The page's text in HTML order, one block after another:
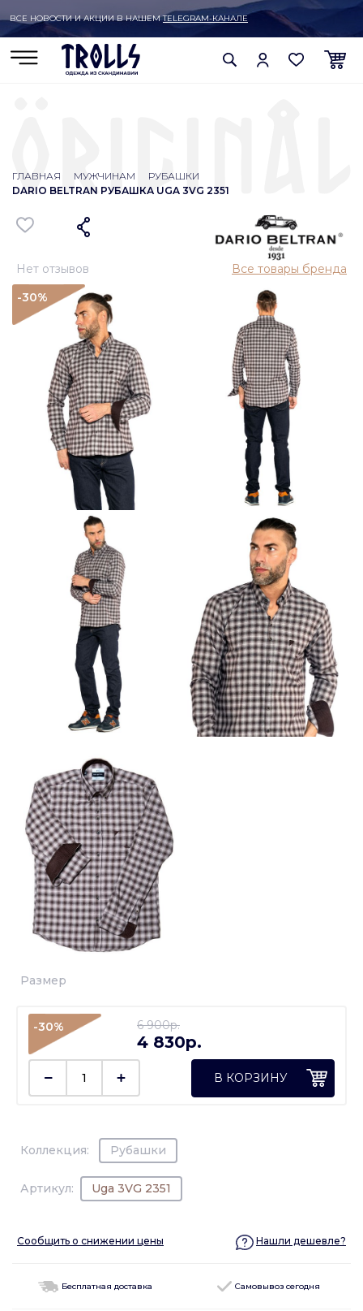
ВСЕ НОВОСТИ И АКЦИИ В НАШЕМTELEGRAM-КАНАЛЕ
ГЛАВНАЯ МУЖЧИНАМ
РУБАШКИ
DARIO BELTRAN РУБАШКА UGA 3VG 2351
Нет отзывов
Все товары бренда
-30%
Коллекция: Рубашки
Артикул: Uga 3VG 2351
Размер
-30% 6 900p.
4 830p.
В КОРЗИНУ
Сообщить о снижении цены Нашли дешевле?
Бесплатная доставка Самовывоз сегодня